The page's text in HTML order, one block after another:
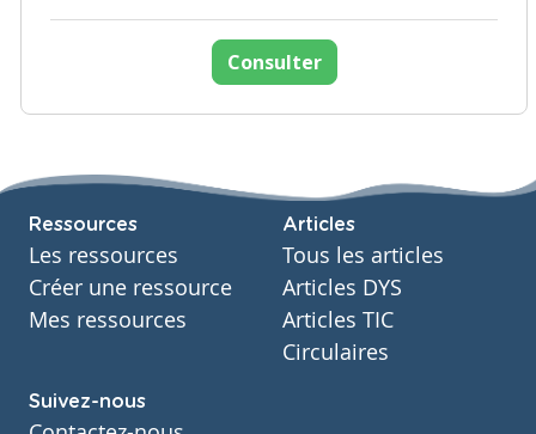
Consulter
Ressources
Les ressources
Créer une ressource
Mes ressources
Articles
Tous les articles
Articles DYS
Articles TIC
Circulaires
Suivez-nous